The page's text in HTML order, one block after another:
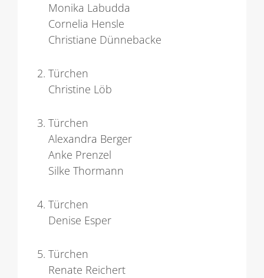
Monika Labudda
Cornelia Hensle
Christiane Dünnebacke
Türchen
Christine Löb
Türchen
Alexandra Berger
Anke Prenzel
Silke Thormann
Türchen
Denise Esper
Türchen
Renate Reichert